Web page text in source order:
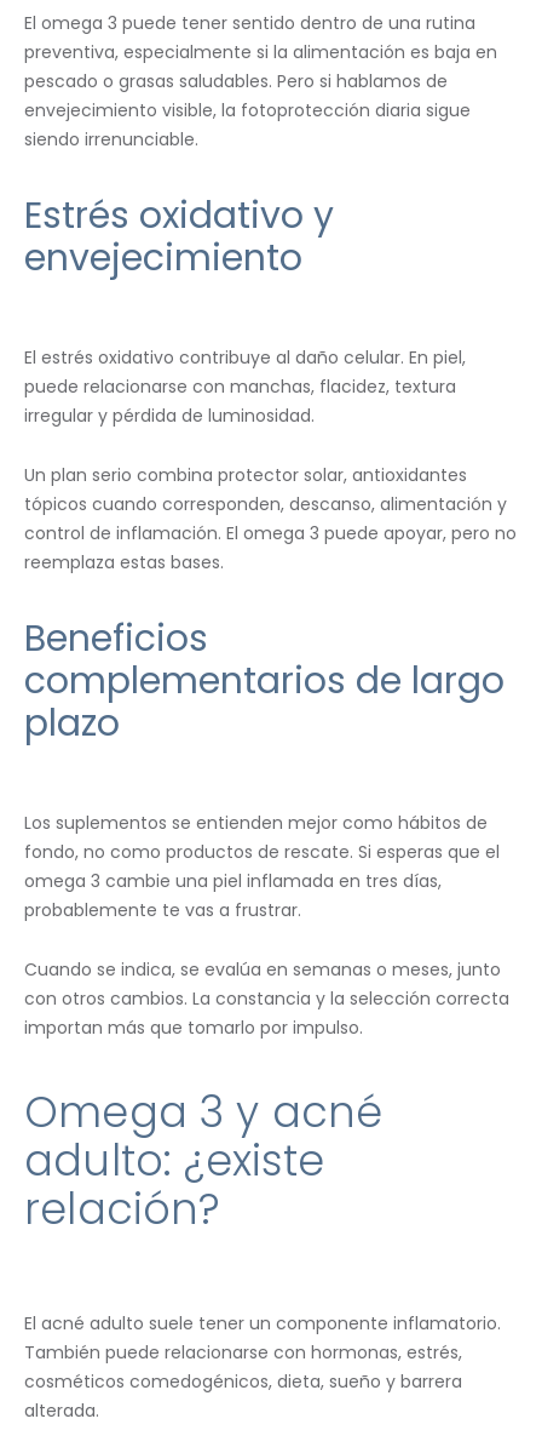
El omega 3 puede tener sentido dentro de una rutina
preventiva, especialmente si la alimentación es baja en
pescado o grasas saludables. Pero si hablamos de
envejecimiento visible, la fotoprotección diaria sigue
siendo irrenunciable.
Estrés oxidativo y
envejecimiento
El estrés oxidativo contribuye al daño celular. En piel,
puede relacionarse con manchas, flacidez, textura
irregular y pérdida de luminosidad.
Un plan serio combina protector solar, antioxidantes
tópicos cuando corresponden, descanso, alimentación y
control de inflamación. El omega 3 puede apoyar, pero no
reemplaza estas bases.
Beneficios
complementarios de largo
plazo
Los suplementos se entienden mejor como hábitos de
fondo, no como productos de rescate. Si esperas que el
omega 3 cambie una piel inflamada en tres días,
probablemente te vas a frustrar.
Cuando se indica, se evalúa en semanas o meses, junto
con otros cambios. La constancia y la selección correcta
importan más que tomarlo por impulso.
Omega 3 y acné
adulto: ¿existe
relación?
El acné adulto suele tener un componente inflamatorio.
También puede relacionarse con hormonas, estrés,
cosméticos comedogénicos, dieta, sueño y barrera
alterada.